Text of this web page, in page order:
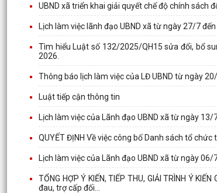
UBND xã triển khai giải quyết chế độ chính
Lịch làm việc lãnh đạo UBND xã từ ngày 27/7
Tìm hiểu Luật số 132/2025/QH15 sửa đổi, bổ
2026.
Thông báo lịch làm việc của LĐ UBND từ ngày
Luật tiếp cận thông tin
Lịch làm việc của Lãnh đạo UBND xã từ ngày
QUYẾT ĐỊNH Về việc công bố Danh sách tổ
Lịch làm việc của Lãnh đạo UBND xã từ ngày
TỔNG HỢP Ý KIẾN, TIẾP THU, GIẢI TRÌNH Ý
đau, trợ cấp đối...